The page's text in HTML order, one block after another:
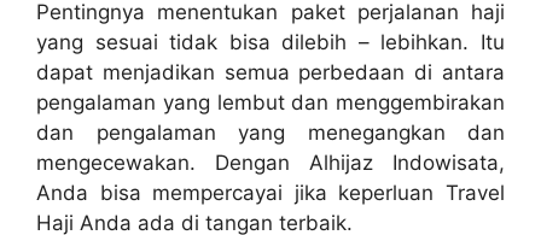
Pentingnya menentukan paket perjalanan haji
yang sesuai tidak bisa dilebih – lebihkan. Itu
dapat menjadikan semua perbedaan di antara
pengalaman yang lembut dan menggembirakan
dan pengalaman yang menegangkan dan
mengecewakan. Dengan Alhijaz Indowisata,
Anda bisa mempercayai jika keperluan Travel
Haji Anda ada di tangan terbaik.